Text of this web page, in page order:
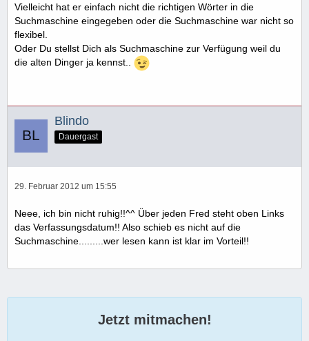
Vielleicht hat er einfach nicht die richtigen Wörter in die
Suchmaschine eingegeben oder die Suchmaschine war nicht so
flexibel.
Oder Du stellst Dich als Suchmaschine zur Verfügung weil du
die alten Dinger ja kennst..
Blindo
Dauergast
29. Februar 2012 um 15:55
Neee, ich bin nicht ruhig!!^^ Über jeden Fred steht oben Links
das Verfassungsdatum!! Also schieb es nicht auf die
Suchmaschine.........wer lesen kann ist klar im Vorteil!!
Jetzt mitmachen!